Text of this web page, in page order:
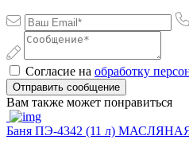
Согласие на обработку
Отправить сообщение
Вам также может понравиться
Баня ПЭ-4342 (11 л) МАСЛЯНАЯ